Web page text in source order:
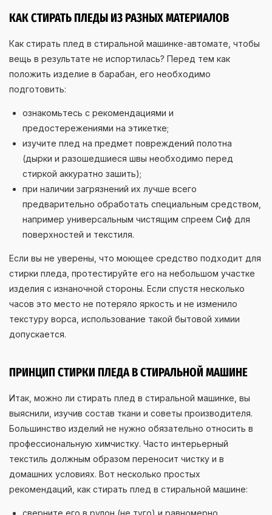
КАК СТИРАТЬ ПЛЕДЫ ИЗ РАЗНЫХ МАТЕРИАЛОВ
Как стирать плед в стиральной машинке-автомате, чтобы
вещь в результате не испортилась? Перед тем как
положить изделие в барабан, его необходимо
подготовить:
ознакомьтесь с рекомендациями и
предостережениями на этикетке;
изучите плед на предмет повреждений полотна
(дырки и разошедшиеся швы необходимо перед
стиркой аккуратно зашить);
при наличии загрязнений их лучше всего
предварительно обработать специальным средством,
например универсальным чистящим спреем Сиф для
поверхностей и текстиля.
Если вы не уверены, что моющее средство подходит для
стирки пледа, протестируйте его на небольшом участке
изделия с изнаночной стороны. Если спустя несколько
часов это место не потеряло яркость и не изменило
текстуру ворса, использование такой бытовой химии
допускается.
ПРИНЦИП СТИРКИ ПЛЕДА В СТИРАЛЬНОЙ МАШИНЕ
Итак, можно ли стирать плед в стиральной машинке, вы
выяснили, изучив состав ткани и советы производителя.
Большинство изделий не нужно обязательно относить в
профессиональную химчистку. Часто интерьерный
текстиль должным образом переносит чистку и в
домашних условиях. Вот несколько простых
рекомендаций, как стирать плед в стиральной машине:
сверните его в рулон (не туго) и равномерно